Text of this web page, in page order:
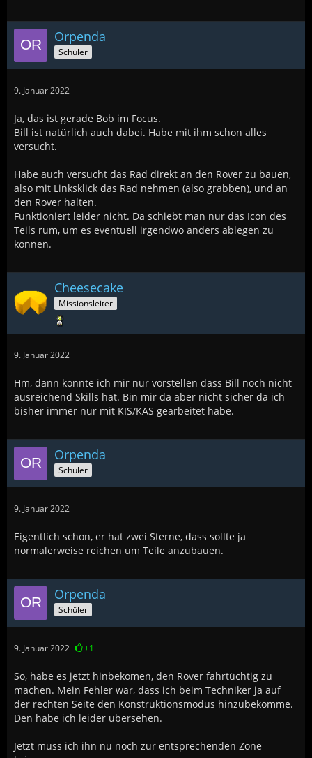
Orpenda
Schüler
9. Januar 2022
Ja, das ist gerade Bob im Focus.
Bill ist natürlich auch dabei. Habe mit ihm schon alles
versucht.
Habe auch versucht das Rad direkt an den Rover zu bauen,
also mit Linksklick das Rad nehmen (also grabben), und an
den Rover halten.
Funktioniert leider nicht. Da schiebt man nur das Icon des
Teils rum, um es eventuell irgendwo anders ablegen zu
können.
Cheesecake
Missionsleiter
9. Januar 2022
Hm, dann könnte ich mir nur vorstellen dass Bill noch nicht
ausreichend Skills hat. Bin mir da aber nicht sicher da ich
bisher immer nur mit KIS/KAS gearbeitet habe.
Orpenda
Schüler
9. Januar 2022
Eigentlich schon, er hat zwei Sterne, dass sollte ja
normalerweise reichen um Teile anzubauen.
Orpenda
Schüler
9. Januar 2022 +1
So, habe es jetzt hinbekomen, den Rover fahrtüchtig zu
machen. Mein Fehler war, dass ich beim Techniker ja auf
der rechten Seite den Konstruktionsmodus hinzubekomme.
Den habe ich leider übersehen.
Jetzt muss ich ihn nu noch zur entsprechenden Zone